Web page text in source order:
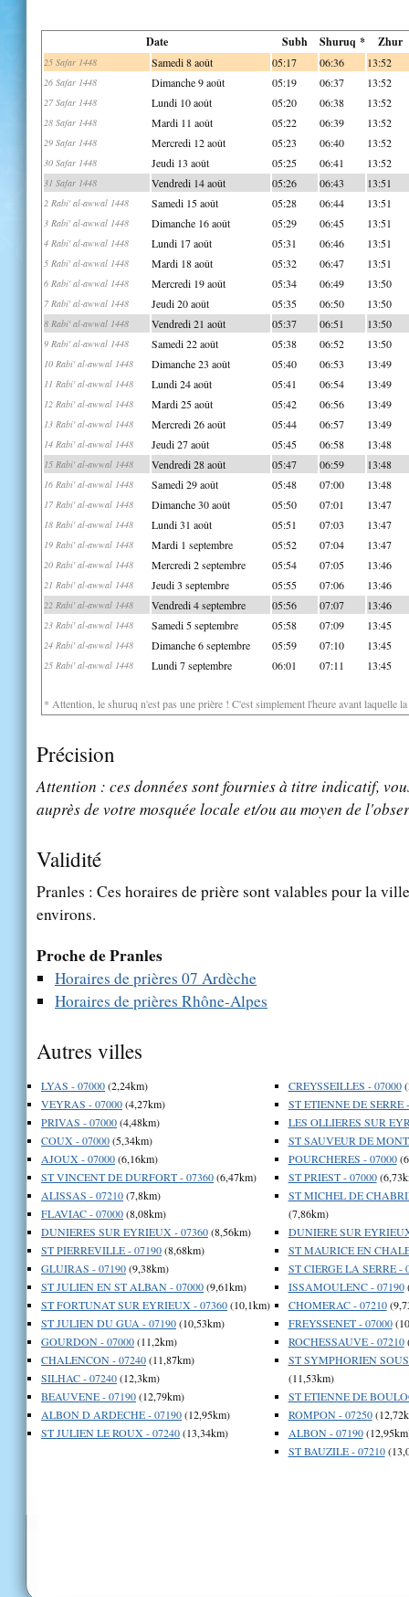
Date Subh Shuruq * Zhur
25 Safar 1448 Samedi 8 août 05:17 06:36 13:52
26 Safar 1448 Dimanche 9 août 05:19 06:37 13:52
27 Safar 1448 Lundi 10 août 05:20 06:38 13:52
28 Safar 1448 Mardi 11 août 05:22 06:39 13:52
29 Safar 1448 Mercredi 12 août 05:23 06:40 13:52
30 Safar 1448 Jeudi 13 août 05:25 06:41 13:52
31 Safar 1448 Vendredi 14 août 05:26 06:43 13:51
2 Rabi' al-awwal 1448 Samedi 15 août 05:28 06:44 13:51
3 Rabi' al-awwal 1448 Dimanche 16 août 05:29 06:45 13:51
4 Rabi' al-awwal 1448 Lundi 17 août 05:31 06:46 13:51
5 Rabi' al-awwal 1448 Mardi 18 août 05:32 06:47 13:51
6 Rabi' al-awwal 1448 Mercredi 19 août 05:34 06:49 13:50
7 Rabi' al-awwal 1448 Jeudi 20 août 05:35 06:50 13:50
8 Rabi' al-awwal 1448 Vendredi 21 août 05:37 06:51 13:50
9 Rabi' al-awwal 1448 Samedi 22 août 05:38 06:52 13:50
10 Rabi' al-awwal 1448 Dimanche 23 août 05:40 06:53 13:49
11 Rabi' al-awwal 1448 Lundi 24 août 05:41 06:54 13:49
12 Rabi' al-awwal 1448 Mardi 25 août 05:42 06:56 13:49
13 Rabi' al-awwal 1448 Mercredi 26 août 05:44 06:57 13:49
14 Rabi' al-awwal 1448 Jeudi 27 août 05:45 06:58 13:48
15 Rabi' al-awwal 1448 Vendredi 28 août 05:47 06:59 13:48
16 Rabi' al-awwal 1448 Samedi 29 août 05:48 07:00 13:48
17 Rabi' al-awwal 1448 Dimanche 30 août 05:50 07:01 13:47
18 Rabi' al-awwal 1448 Lundi 31 août 05:51 07:03 13:47
19 Rabi' al-awwal 1448 Mardi 1 septembre 05:52 07:04 13:47
20 Rabi' al-awwal 1448 Mercredi 2 septembre 05:54 07:05 13:46
21 Rabi' al-awwal 1448 Jeudi 3 septembre 05:55 07:06 13:46
22 Rabi' al-awwal 1448 Vendredi 4 septembre 05:56 07:07 13:46
23 Rabi' al-awwal 1448 Samedi 5 septembre 05:58 07:09 13:45
24 Rabi' al-awwal 1448 Dimanche 6 septembre 05:59 07:10 13:45
25 Rabi' al-awwal 1448 Lundi 7 septembre 06:01 07:11 13:45
* Attention, le shuruq n'est pas une prière ! C'est simplement l'heure avant laquelle
Précision
Attention : ces données sont fournies à titre indicatif,
auprès de votre mosquée locale et/ou au moyen de
Validité
Pranles : Ces horaires de prière sont valables pour la
environs.
Proche de Pranles
Horaires de prières 07 Ardèche
Horaires de prières Rhône-Alpes
Autres villes
LYAS - 07000(2,24km)
VEYRAS - 07000(4,27km)
PRIVAS - 07000(4,48km)
COUX - 07000(5,34km)
AJOUX - 07000(6,16km)
ST VINCENT DE DURFORT - 07360(6,47km)
ALISSAS - 07210(7,8km)
FLAVIAC - 07000(8,08km)
DUNIERES SUR EYRIEUX - 07360(8,56km)
ST PIERREVILLE - 07190(8,68km)
GLUIRAS - 07190(9,38km)
ST JULIEN EN ST ALBAN - 07000(9,61km)
ST FORTUNAT SUR EYRIEUX - 07360(10,1km)
ST JULIEN DU GUA - 07190(10,53km)
GOURDON - 07000(11,2km)
CHALENCON - 07240(11,87km)
SILHAC - 07240(12,3km)
BEAUVENE - 07190(12,79km)
ALBON D ARDECHE - 07190(12,95km)
ST JULIEN LE ROUX - 07240(13,34km)
CREYSSEILLES - 07000
ST ETIENNE DE SERRE
LES OLLIERES SUR
ST SAUVEUR DE
POURCHERES - 07000
ST PRIEST - 07000
ST MICHEL DE
(7,86km)
DUNIERE SUR
ST MAURICE EN
ST CIERGE LA SERRE -
ISSAMOULENC - 07190
CHOMERAC - 07210
FREYSSENET - 07000
ROCHESSAUVE - 07210
ST SYMPHORIEN
(11,53km)
ST ETIENNE DE
ROMPON - 07250
ALBON - 07190
ST BAUZILE - 07210